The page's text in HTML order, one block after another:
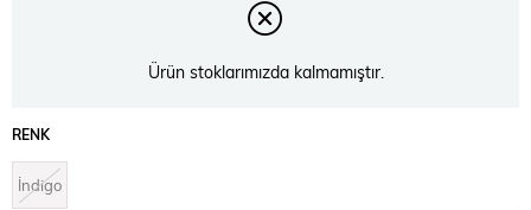
Ürün stoklarımızda kalmamıştır.
RENK
İndigo